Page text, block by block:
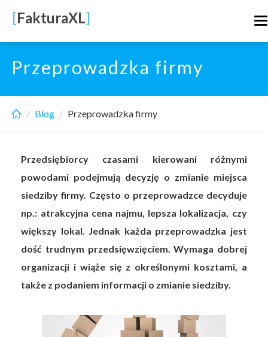
main
content
[FakturaXL]
Przeprowadzka firmy
Blog Przeprowadzka firmy
Przedsiębiorcy czasami kierowani różnymi
powodami podejmują decyzję o zmianie miejsca
siedziby firmy. Często o przeprowadzce decyduje
np.: atrakcyjna cena najmu, lepsza lokalizacja, czy
większy lokal. Jednak każda przeprowadzka jest
dość trudnym przedsięwzięciem. Wymaga dobrej
organizacji i wiąże się z określonymi kosztami, a
także z podaniem informacji o zmianie siedziby.